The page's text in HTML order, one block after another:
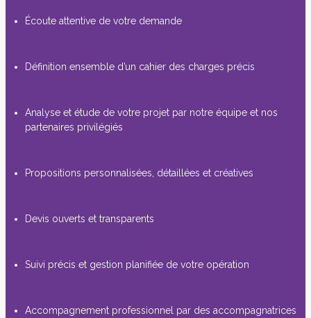
Écoute attentive de votre demande
Définition ensemble d’un cahier des charges précis
Analyse et étude de votre projet par notre équipe et nos
partenaires privilégiés
Propositions personnalisées, détaillées et créatives
Devis ouverts et transparents
Suivi précis et gestion planifiée de votre opération
Accompagnement professionnel par des accompagnatrices